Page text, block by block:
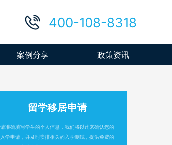
400-108-8318
案例分享 政策资讯
留学移居申请
请准确填写学生的个人信息，我们将以此来确认您的
入学申请，并及时安排相关的入学测试，提供免费的